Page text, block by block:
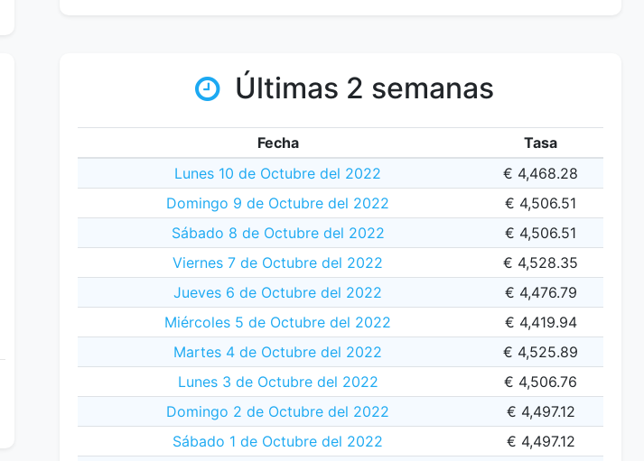
Últimas 2 semanas
Fecha
Tasa
Lunes 10 de Octubre del 2022
€ 4,468.28
Domingo 9 de Octubre del 2022
€ 4,506.51
Sábado 8 de Octubre del 2022
€ 4,506.51
Viernes 7 de Octubre del 2022
€ 4,528.35
Jueves 6 de Octubre del 2022
€ 4,476.79
Miércoles 5 de Octubre del 2022
€ 4,419.94
Martes 4 de Octubre del 2022
€ 4,525.89
Lunes 3 de Octubre del 2022
€ 4,506.76
Domingo 2 de Octubre del 2022
€ 4,497.12
Sábado 1 de Octubre del 2022
€ 4,497.12